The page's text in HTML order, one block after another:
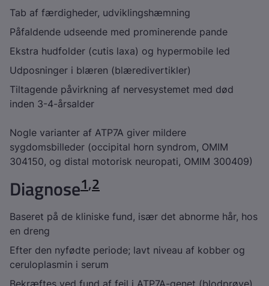
Tab af færdigheder, udviklingshæmning
Påfaldende udseende med prominerende pande
Ekstra hudfolder (cutis laxa) og hypermobile led
Udposninger i blæren (blæredivertikler)
Tiltagende påvirkning af nervesystemet med død
inden 3-4-årsalder
Nogle varianter af ATP7A giver mildere
sygdomsbilleder (occipital horn syndrom, OMIM
304150, og distal motorisk neuropati, OMIM 300409)
Diagnose1,2
Baseret på de kliniske fund, især det abnorme hår, hos
en dreng
Efter den nyfødte periode; lavt niveau af kobber og
ceruloplasmin i serum
Bekræftes ved fund af fejl i ATP7A-genet (blodprøve)